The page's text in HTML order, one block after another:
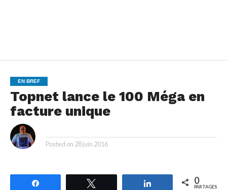
EN BREF
Topnet lance le 100 Méga en
facture unique
Posted on 28 juin 2016
Partagez 0
PARTAGES